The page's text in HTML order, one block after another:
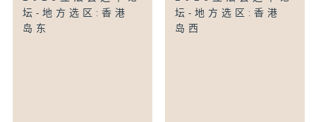
坛-地方选区:香港
岛东
坛-地方选区:香港
岛西